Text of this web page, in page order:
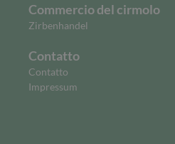
Commercio del cirmolo
Zirbenhandel
Contatto
Contatto
Impressum